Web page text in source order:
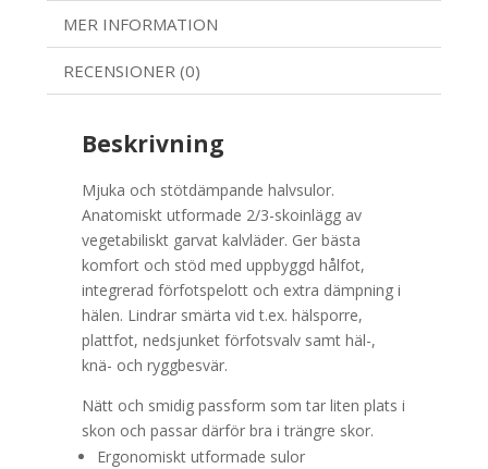
MER INFORMATION
RECENSIONER (0)
Beskrivning
Mjuka och stötdämpande halvsulor.
Anatomiskt utformade 2/3-skoinlägg av
vegetabiliskt garvat kalvläder. Ger bästa
komfort och stöd med uppbyggd hålfot,
integrerad förfotspelott och extra dämpning i
hälen. Lindrar smärta vid t.ex. hälsporre,
plattfot, nedsjunket förfotsvalv samt häl-,
knä- och ryggbesvär.
Nätt och smidig passform som tar liten plats i
skon och passar därför bra i trängre skor.
Ergonomiskt utformade sulor